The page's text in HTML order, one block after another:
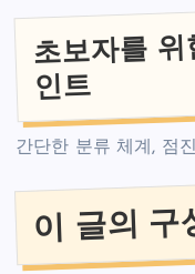
초보자를
인트
간단한 분류 체계, 점
이 글의 구